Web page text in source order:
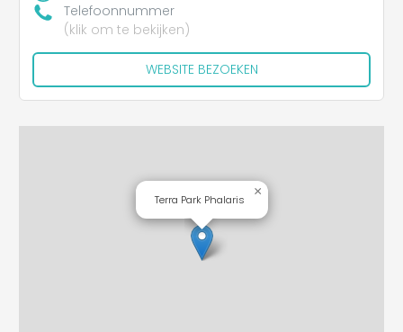
Telefoonnummer
(klik om te bekijken)
WEBSITE BEZOEKEN
Terra Park Phalaris
×